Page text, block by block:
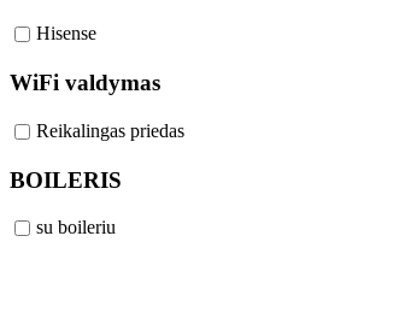
Hisense
WiFi valdymas
Reikalingas priedas
BOILERIS
su boileriu